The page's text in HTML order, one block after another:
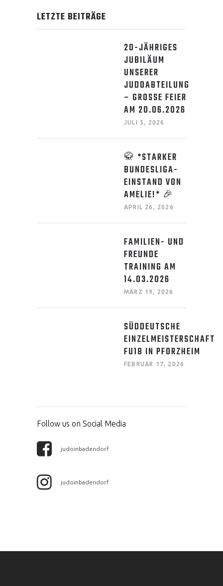
LETZTE BEITRÄGE
20-JÄHRIGES
JUBILÄUM
UNSERER
JUDOABTEILUNG
– GROSSE FEIER A
M 20.06.2026
JULI 5, 2026
🥋 *STARKER
BUNDESLIGA-
EINSTAND VON
AMELIE!* 🎉
APRIL 26, 2026
FAMILIEN- UND
FREUNDE
TRAINING AM
14.03.2026
MÄRZ 19, 2026
SÜDDEUTSCHE
EINZELMEISTERSCHAFT
FU18 IN PFORZHEIM
FEBRUAR 17, 2026
Follow us on Social Media
judoinbadendorf
judoinbadendorf